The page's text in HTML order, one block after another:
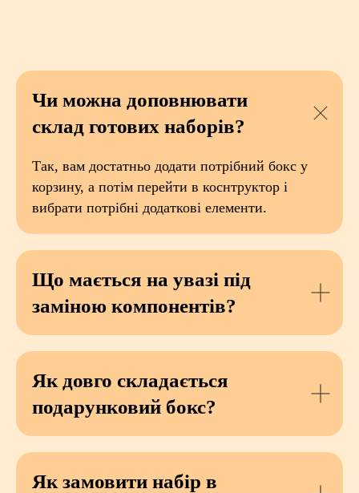
Чи можна доповнювати
склад готових наборів?
Так, вам достатньо додати потрібний бокс у
корзину, а потім перейти в коснтруктор і
вибрати потрібні додаткові елементи.
Що мається на увазі під
заміною компонентів?
Як довго складається
подарунковий бокс?
Як замовити набір в